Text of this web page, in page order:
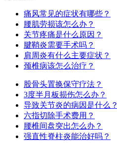
痛风常见的症状有哪些？
腰肌劳损该怎么办？
关节疼痛是什么原因？
腱鞘炎需要手术吗？
肩周炎有什么主要症状？
颈椎病该怎么治疗？
股骨头置换保守疗法？
3度半月板损伤怎么办？
导致关节炎的病因是什么？
六指切除手术费用？
腰椎间盘突出怎么办？
强直性脊柱炎能治好吗？